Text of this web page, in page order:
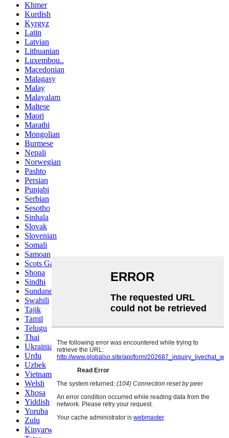
Khmer
Kurdish
Kyrgyz
Latin
Latvian
Lithuanian
Luxembou..
Macedonian
Malagasy
Malay
Malayalam
Maltese
Maori
Marathi
Mongolian
Burmese
Nepali
Norwegian
Pashto
Persian
Punjabi
Serbian
Sesotho
Sinhala
Slovak
Slovenian
Somali
Samoan
Scots Gaelic
Shona
Sindhi
Sundanese
Swahili
Tajik
Tamil
Telugu
Thai
Ukrainian
Urdu
Uzbek
Vietnamese
Welsh
Xhosa
Yiddish
Yoruba
Zulu
Kinyarwanda